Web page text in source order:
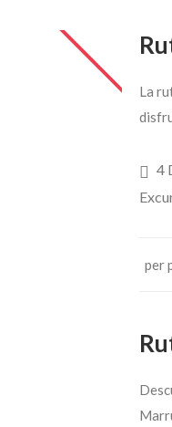
La
4
per